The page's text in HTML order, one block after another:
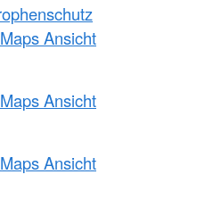
Ansicht
Ansicht
Ansicht